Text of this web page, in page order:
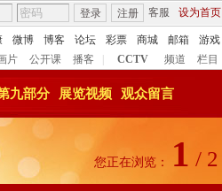
客服 设为首页
登录 注册
微博 博客 论坛 彩票 商城 邮箱
游戏
片
公开课 播客 CCTV 频道 栏目
九部分 展览视频 观众留言
您正在浏览： 1 / 2